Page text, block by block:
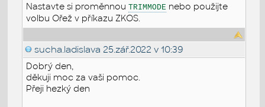
Nastavte si proměnnouTRIMMODE nebo použijte
volbu Ořež v příkazu ZKOS.
sucha.ladislava 25.zář.2022 v 10:39
Dobrý den,
děkuji moc za vaši pomoc.
Přeji hezký den